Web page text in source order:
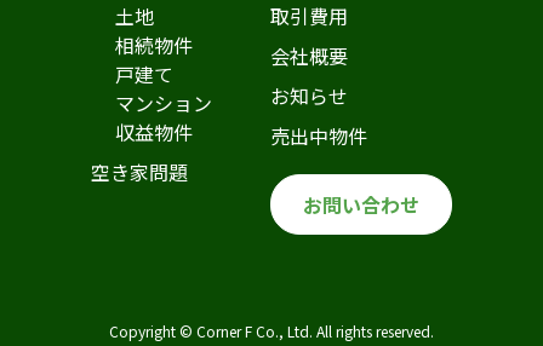
土地
相続物件
戸建て
マンション
収益物件
空き家問題
取引費用
会社概要
お知らせ
売出中物件
お問い合わせ
Copyright © Corner F Co., Ltd. All rights reserved.